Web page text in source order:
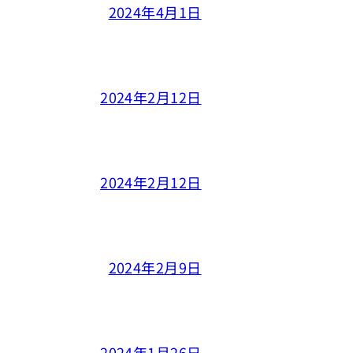
2024年4月1日
2024年2月12日
2024年2月12日
2024年2月9日